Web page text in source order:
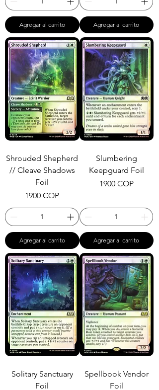
Agregar al carrito Agregar al carrito
Shrouded Shepherd
// Cleave Shadows
Foil
Precio
1900 COP
Agregar al carrito
Slumbering
Keepguard Foil
Precio
1900 COP
Agregar al carrito
Solitary Sanctuary
Foil
Spellbook Vendor
Foil